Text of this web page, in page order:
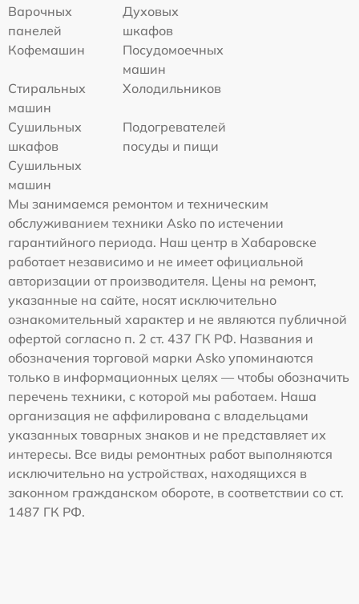
Варочных
панелей
Духовых
шкафов
Кофемашин
Посудомоечных
машин
Стиральных
машин
Холодильников
Сушильных
шкафов
Подогревателей
посуды и пищи
Сушильных
машин
Мы занимаемся ремонтом и техническим
обслуживанием техники Asko по истечении
гарантийного периода. Наш центр в Хабаровске
работает независимо и не имеет официальной
авторизации от производителя. Цены на ремонт,
указанные на сайте, носят исключительно
ознакомительный характер и не являются публичной
офертой согласно п. 2 ст. 437 ГК РФ. Названия и
обозначения торговой марки Asko упоминаются
только в информационных целях — чтобы обозначить
перечень техники, с которой мы работаем. Наша
организация не аффилирована с владельцами
указанных товарных знаков и не представляет их
интересы. Все виды ремонтных работ выполняются
исключительно на устройствах, находящихся в
законном гражданском обороте, в соответствии со ст.
1487 ГК РФ.